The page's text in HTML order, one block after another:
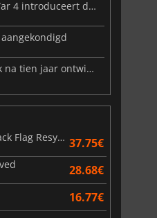
Warhammer 40.000: Dawn of War 4 introduceert de Necron-factie
Vahrin's Call verschijnt eindelijk na tien jaar ontwikkeling
Assassin's Creed Black Flag Resynced 37.75€
28.68€
16.77€